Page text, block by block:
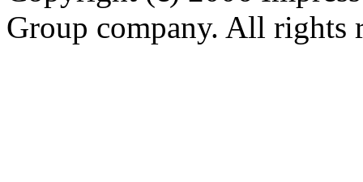
Group company. All rights